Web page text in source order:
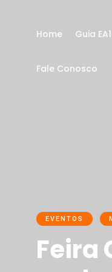
Home Guia EA1
Fale Conosco
EVENTOS
Feira